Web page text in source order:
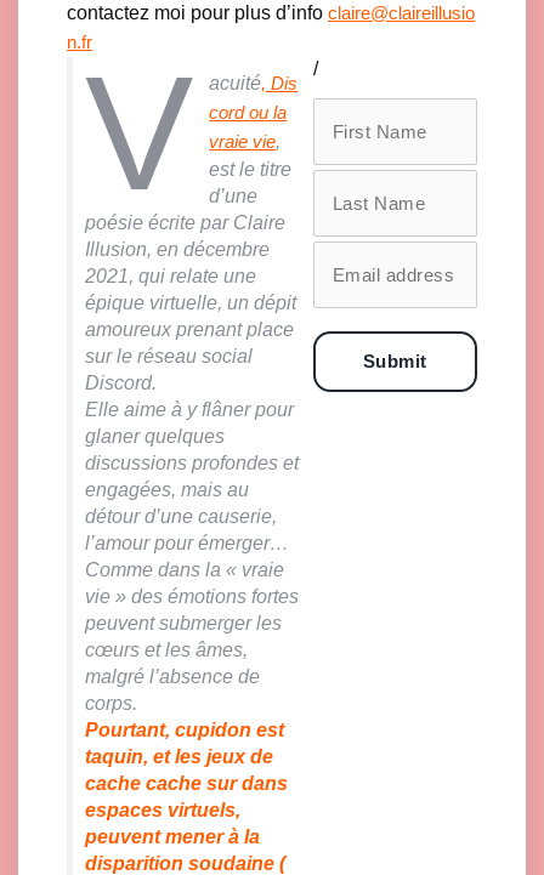
contactez moi pour plus d’info claire@claireillusio
n.frV acuité, Dis
cord ou la
vraie vie,
est le titre
d’une
poésie écrite par Claire
Illusion, en décembre
2021, qui relate une
épique virtuelle, un dépit
amoureux prenant place
sur le réseau social
Discord.
Elle aime à y flâner pour
glaner quelques
discussions profondes et
engagées, mais au
détour d’une causerie,
l’amour pour émerger…
Comme dans la « vraie
vie » des émotions fortes
peuvent submerger les
cœurs et les âmes,
malgré l’absence de
corps.
Pourtant, cupidon est
taquin, et les jeux de
cache cache sur dans
espaces virtuels,
peuvent mener à la
disparition soudaine (
/
Submit